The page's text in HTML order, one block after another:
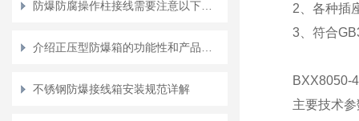
不锈钢防爆接线箱安装规范详解
2、各种插
3、符合
BXX8050-
主要技术